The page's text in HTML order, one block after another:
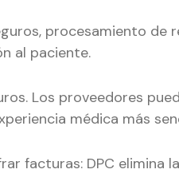
procesamiento de
al paciente.
Los proveedores
médica más
facturas: DPC elimina